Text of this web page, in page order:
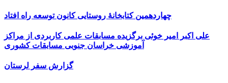
چهاردهمین کتابخانۀ روستایی کانون توسعه راه افتاد
علی اکبر امیر خوئی برگزیده مسابقات علمی کاربردی از مراکز
آموزشی خراسان جنوبی مسابقات کشوری
گزارش سفر لرستان